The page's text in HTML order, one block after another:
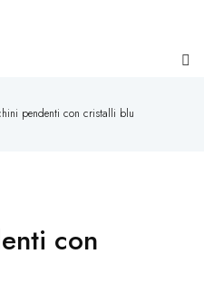
pendenti con cristalli blu
con